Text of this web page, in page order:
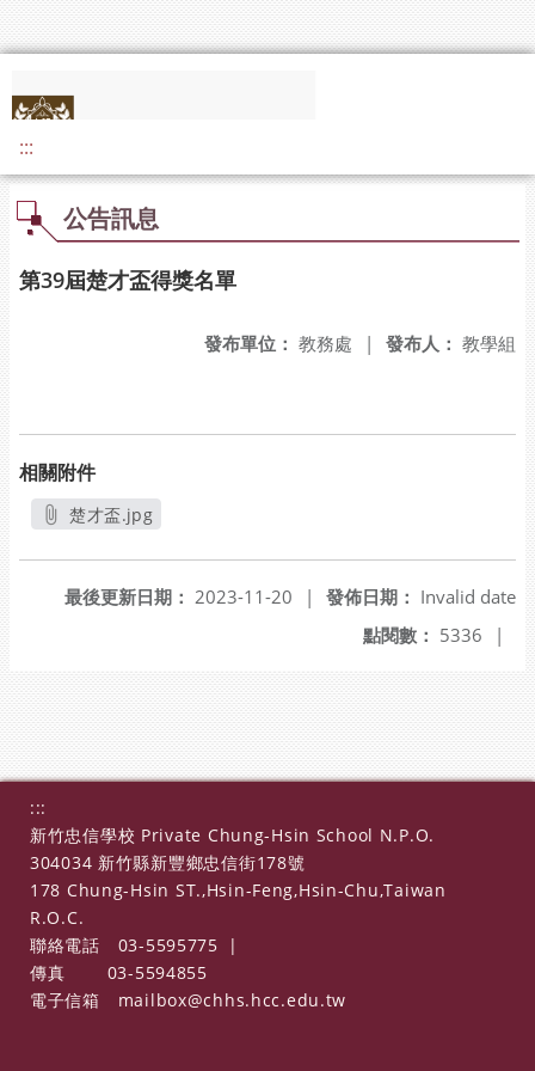
:::
公告訊息
第39屆楚才盃得獎名單
發布人： 教學組
發布單位： 教務處 |
相關附件
楚才盃.jpg
發佈日期： Invalid date
最後更新日期： 2023-11-20
|
點閱數： 5336 |
:::
新竹忠信學校 Private Chung-Hsin School N.P.O.
304034 新竹縣新豐鄉忠信街178號
178 Chung-Hsin ST.,Hsin-Feng,Hsin-Chu,Taiwan
R.O.C.
聯絡電話
03-5595775
|
傳真
03-5594855
電子信箱
mailbox@chhs.hcc.edu.tw